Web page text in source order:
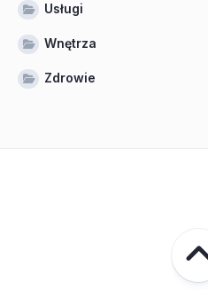
Usługi
Wnętrza
Zdrowie